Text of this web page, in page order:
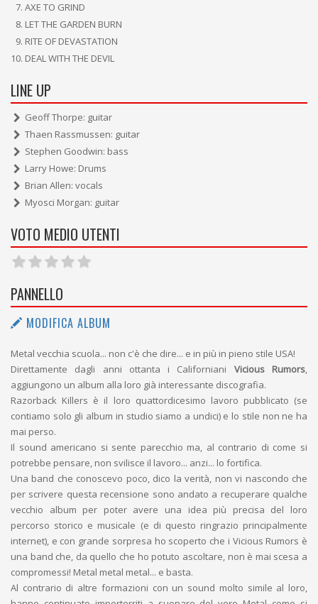
AXE TO GRIND
LET THE GARDEN BURN
RITE OF DEVASTATION
DEAL WITH THE DEVIL
LINE UP
Geoff Thorpe: guitar
Thaen Rassmussen: guitar
Stephen Goodwin: bass
Larry Howe: Drums
Brian Allen: vocals
Myosci Morgan: guitar
VOTO MEDIO UTENTI
PANNELLO
MODIFICA ALBUM
Metal vecchia scuola... non c'è che dire... e in più in pieno stile USA!
Direttamente dagli anni ottanta i Californiani Vicious Rumors,
aggiungono un album alla loro già interessante discografia.
Razorback Killers è il loro quattordicesimo lavoro pubblicato (se
contiamo solo gli album in studio siamo a undici) e lo stile non ne ha
mai perso.
Il sound americano si sente parecchio ma, al contrario di come si
potrebbe pensare, non svilisce il lavoro... anzi... lo fortifica.
Una band che conoscevo poco, dico la verità, non vi nascondo che
per scrivere questa recensione sono andato a recuperare qualche
vecchio album per poter avere una idea più precisa del loro
percorso storico e musicale (e di questo ringrazio principalmente
internet), e con grande sorpresa ho scoperto che i Vicious Rumors è
una band che, da quello che ho potuto ascoltare, non è mai scesa a
compromessi! Metal metal metal... e basta.
Al contrario di altre formazioni con un sound molto simile al loro,